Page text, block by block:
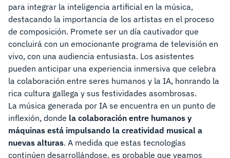
para integrar la inteligencia artificial en la música,
destacando la importancia de los artistas en el proceso
de composición. Promete ser un día cautivador que
concluirá con un emocionante programa de televisión en
vivo, con una audiencia entusiasta. Los asistentes
pueden anticipar una experiencia inmersiva que celebra
la colaboración entre seres humanos y la IA, honrando la
rica cultura gallega y sus festividades asombrosas.
La música generada por IA se encuentra en un punto de
inflexión, donde la colaboración entre humanos y
máquinas está impulsando la creatividad musical a
nuevas alturas. A medida que estas tecnologías
continúen desarrollándose, es probable que veamos